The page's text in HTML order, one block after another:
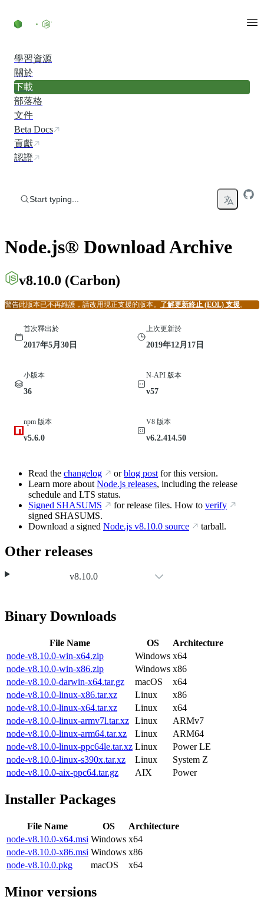
學習資源
關於
下載
部落格
文件
Beta Docs
貢獻
認證
Start typing...
Node.js® Download Archive
v8.10.0 (Carbon)
警告此版本已不再維護，請改用現正支援的版本。 了解更新終止 (EOL) 支援。
首次釋出於
2017年5月30日
上次更新於
2019年12月17日
小版本
36
N-API 版本
v57
npm 版本
v5.6.0
V8 版本
v6.2.414.50
Read the changelog orblog post for this version.
Learn more about Node.js releases, including the release
schedule and LTS status.
Signed SHASUMS
for release files. How to verify
signed SHASUMS.
Download a signed Node.js v8.10.0 source tarball.
Other releases
v8.10.0
Binary Downloads
File Name OS
Architecture
node-v8.10.0-win-x64.zip
Windows x64
node-v8.10.0-win-x86.zip
Windows x86
node-v8.10.0-darwin-x64.tar.gz
macOS
x64
node-v8.10.0-linux-x86.tar.xz
Linux
x86
node-v8.10.0-linux-x64.tar.xz
Linux
x64
node-v8.10.0-linux-armv7l.tar.xz Linux
ARMv7
node-v8.10.0-linux-arm64.tar.xz
Linux
ARM64
node-v8.10.0-linux-ppc64le.tar.xz Linux
Power LE
node-v8.10.0-linux-s390x.tar.xz
Linux
System Z
node-v8.10.0-aix-ppc64.tar.gz
AIX Power
Installer Packages
File Name OS
Architecture
node-v8.10.0-x64.msi Windows x64
node-v8.10.0-x86.msi Windows x86
node-v8.10.0.pkg
macOS x64
Minor versions